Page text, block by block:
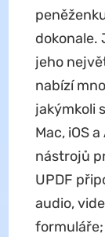
dokonale.
jeho
nabízí
jakýmkoli
Mac, iOS
nástrojů
UPDF
audio,